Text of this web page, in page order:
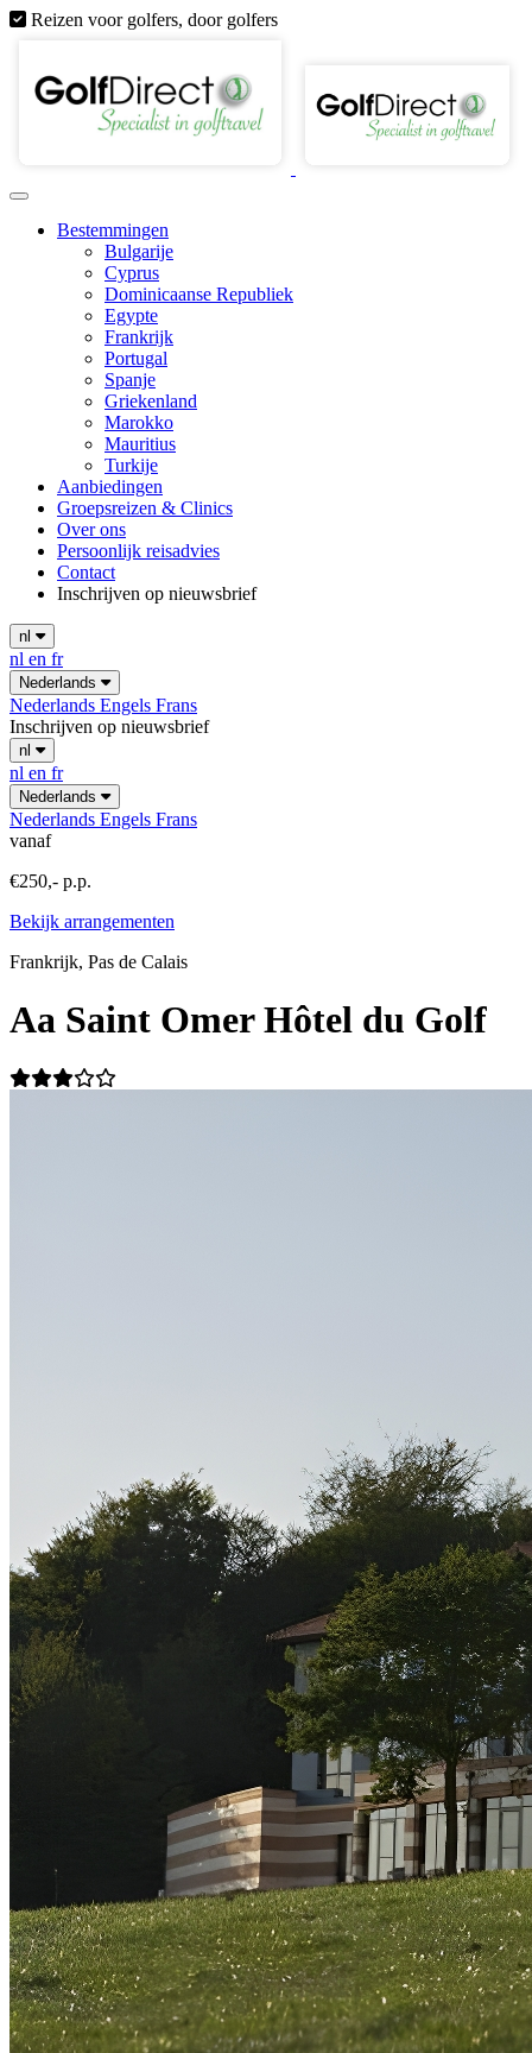
Reizen voor golfers, door golfers
Bestemmingen
Bulgarije
Cyprus
Dominicaanse Republiek
Egypte
Frankrijk
Portugal
Spanje
Griekenland
Marokko
Mauritius
Turkije
Aanbiedingen
Groepsreizen & Clinics
Over ons
Persoonlijk reisadvies
Contact
Inschrijven op nieuwsbrief
nl
nl en fr
Nederlands
Nederlands Engels Frans
Inschrijven op nieuwsbrief
nl
nl en fr
Nederlands
Nederlands Engels Frans
vanaf
€250,- p.p.
Bekijk arrangementen
Frankrijk, Pas de Calais
Aa Saint Omer Hôtel du Golf